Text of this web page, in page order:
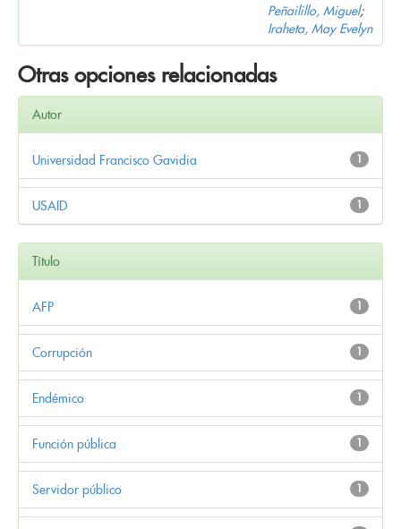
Peñailillo, Miguel;
Iraheta, May Evelyn
Otras opciones relacionadas
Autor
1
Universidad Francisco Gavidia
1
USAID
Título
1
AFP
1
Corrupción
1
Endémico
1
Función pública
1
Servidor público